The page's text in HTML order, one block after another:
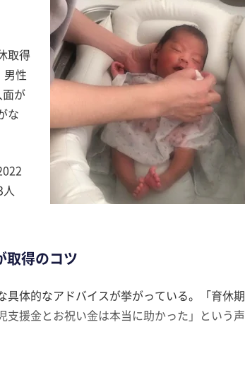
取得
男性
が
な
取得のコツ
体的なアドバイスが挙がっている。「育休
援金とお祝い金は本当に助かった」という